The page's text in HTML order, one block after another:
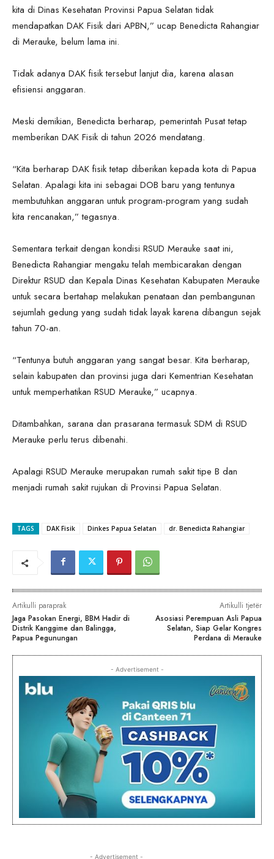
kita di Dinas Kesehatan Provinsi Papua Selatan tidak
mendapatkan DAK Fisik dari APBN,” ucap Benedicta Rahangiar
di Merauke, belum lama ini.
Tidak adanya DAK fisik tersebut lanjut dia, karena alasan
efisiensi anggaran.
Meski demikian, Benedicta berharap, pemerintah Pusat tetap
memberikan DAK Fisik di tahun 2026 mendatang.
“Kita berharap DAK fisik tetap diberikan kepada kota di Papua
Selatan. Apalagi kita ini sebagai DOB baru yang tentunya
membutuhkan anggaran untuk program-program yang sudah
kita rencanakan,” tegasnya.
Sementara terkait dengan kondisi RSUD Merauke saat ini,
Benedicta Rahangiar mengaku telah membicarakan dengan
Direktur RSUD dan Kepala Dinas Kesehatan Kabupaten Merauke
untuk secara bertahap melakukan penataan dan pembangunan
sejumlah gedung yang sudah tidak layak karena dibangun sejak
tahun 70-an.
“Tentunya butuh anggaran yang sangat besar. Kita berharap,
selain kabupaten dan provinsi juga dari Kementrian Kesehatan
untuk memperhatikan RSUD Merauke,” ucapnya.
Ditambahkan, sarana dan prasarana termasuk SDM di RSUD
Merauke perlu terus dibenahi.
Apalagi RSUD Merauke merupakan rumah sakit tipe B dan
menjadi rumah sakit rujukan di Provinsi Papua Selatan.
TAGS DAK Fisik Dinkes Papua Selatan dr. Benedicta Rahangiar
Artikulli paraprak
Jaga Pasokan Energi, BBM Hadir di
Distrik Kanggime dan Balingga,
Papua Pegunungan
Artikulli tjetër
Asosiasi Perempuan Asli Papua
Selatan, Siap Gelar Kongres
Perdana di Merauke
- Advertisement -
- Advertisement -